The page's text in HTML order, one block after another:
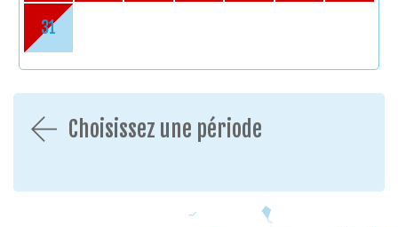
31
Choisissez une période